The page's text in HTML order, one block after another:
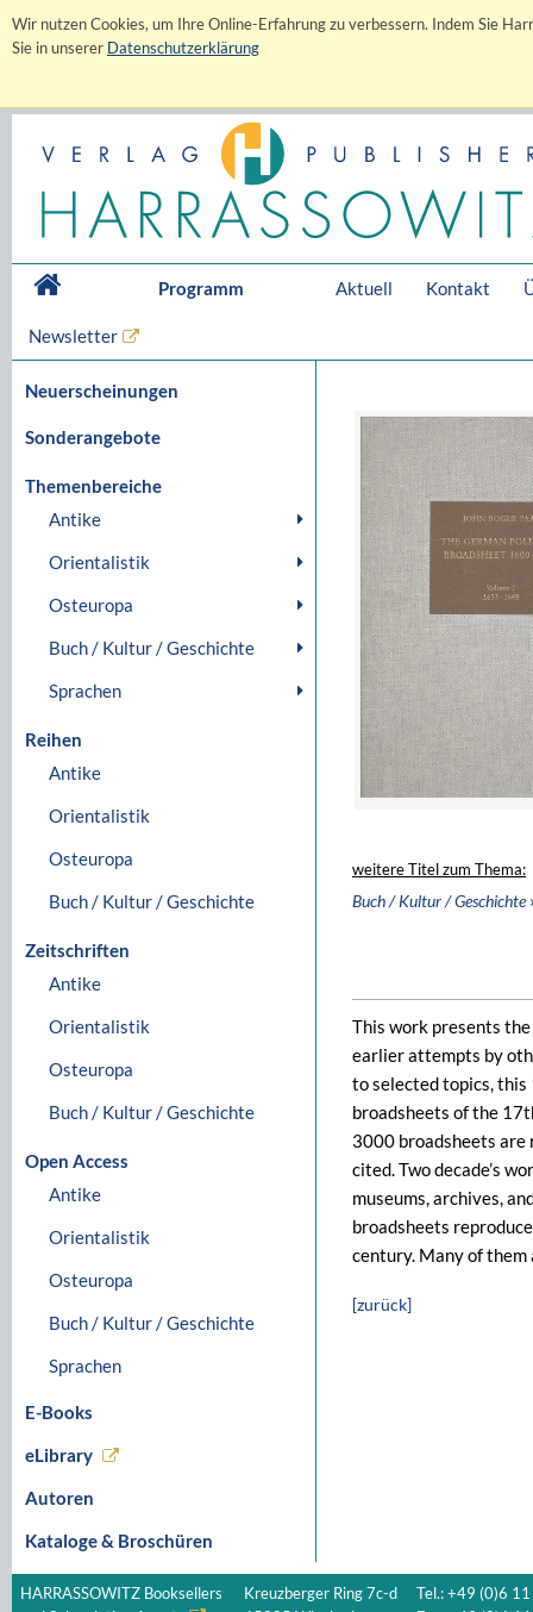
Wir nutzen Cookies, um Ihre Online-Erfahrung zu verbessern. Indem Sie
Sie in unserer Datenschutzerklärung
Programm Aktuell Kontakt
Newsletter
Neuerscheinungen
Sonderangebote
Themenbereiche
Antike
Orientalistik
Osteuropa
Buch / Kultur / Geschichte
Sprachen
Reihen
Antike
Orientalistik
Osteuropa
Buch / Kultur / Geschichte
Zeitschriften
Antike
Orientalistik
Osteuropa
Buch / Kultur / Geschichte
Open Access
Antike
Orientalistik
Osteuropa
Buch / Kultur / Geschichte
Sprachen
E-Books
eLibrary
Autoren
Kataloge & Broschüren
weitere Titel zum Thema:
Buch / Kultur / Geschichte
This work presents
earlier attempts by
to selected topics,
broadsheets of the
3000 broadsheets are
cited. Two decade’s
museums, archives,
broadsheets
century. Many of
[zurück]
HARRASSOWITZ Booksellers
Kreuzberger Ring 7c-d
Tel.: +49 (0)6